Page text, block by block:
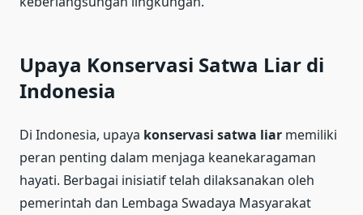
Upaya Konservasi Satwa Liar di
Indonesia
Di Indonesia, upaya konservasi satwa liar memiliki
peran penting dalam menjaga keanekaragaman
hayati. Berbagai inisiatif telah dilaksanakan oleh
pemerintah dan Lembaga Swadaya Masyarakat